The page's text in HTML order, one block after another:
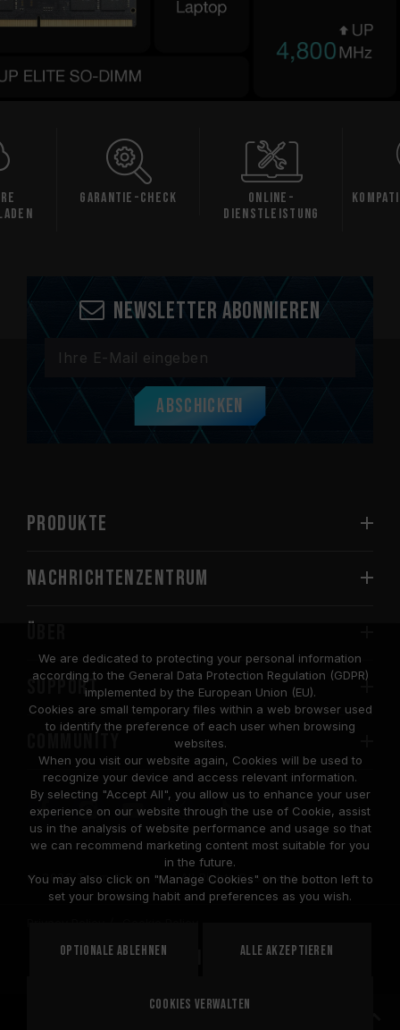
Garantie-Check
Online-
Dienstleistung
Newsletter abonnieren
Abschicken
PRODUKTE
Nachrichtenzentrum
SUPPORT
COMMUNITY
© 2026 Team Group Inc. All Rights Reserved.
STANDORT
United
We are dedicated to protecting your personal information
according to the General Data Protection Regulation (GDPR)
implemented by the European Union (EU).
Cookies are small temporary files within a web browser used
to identify the preference of each user when browsing
websites.
When you visit our website again, Cookies will be used to
recognize your device and access relevant information.
By selecting "Accept All", you allow us to enhance your user
experience on our website through the use of Cookie, assist
us in the analysis of website performance and usage so that
we can recommend marketing content most suitable for you
in the future.
You may also click on "Manage Cookies" on the botton left to
set your browsing habit and preferences as you wish.
Optionale ablehnen Alle akzeptieren
Cookies verwalten